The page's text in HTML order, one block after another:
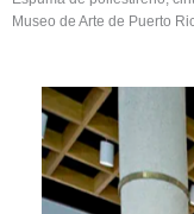
Museo de Arte de Puerto